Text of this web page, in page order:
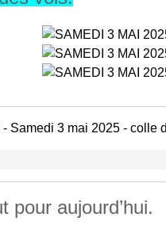
pour aujourd’hui.